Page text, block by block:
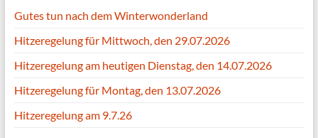
Gutes tun nach dem Winterwonderland
Hitzeregelung für Mittwoch, den 29.07.2026
Hitzeregelung am heutigen Dienstag, den 14.07.2026
Hitzeregelung für Montag, den 13.07.2026
Hitzeregelung am 9.7.26